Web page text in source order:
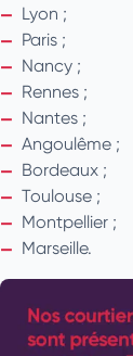
Lyon ;
Paris ;
Nancy ;
Rennes ;
Nantes ;
Angoulême ;
Bordeaux ;
Toulouse ;
Montpellier ;
Marseille.